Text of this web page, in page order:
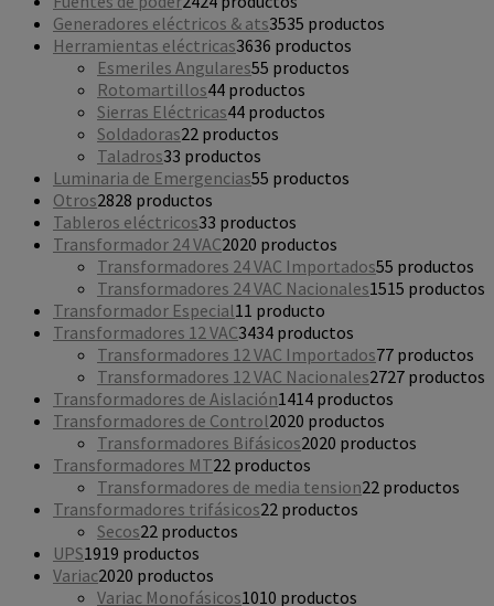
Generadores eléctricos & ats3535 productos
Herramientas eléctricas3636 productos
Esmeriles Angulares55 productos
Rotomartillos44 productos
Sierras Eléctricas44 productos
Soldadoras22 productos
Taladros33 productos
Luminaria de Emergencias55 productos
Otros2828 productos
Tableros eléctricos33 productos
Transformador 24 VAC2020 productos
Transformadores 24 VAC Importados55 productos
Transformadores 24 VAC Nacionales1515 productos
Transformador Especial1 1 producto
Transformadores 12 VAC3434 productos
Transformadores 12 VAC Importados77 productos
Transformadores 12 VAC Nacionales2727 productos
Transformadores de Aislación1414 productos
Transformadores de Control2020 productos
Transformadores Bifásicos2020 productos
Transformadores MT22 productos
Transformadores de media tension22 productos
Transformadores trifásicos22 productos
Secos22 productos
UPS1919 productos
Variac2020 productos
Variac Monofásicos1010 productos